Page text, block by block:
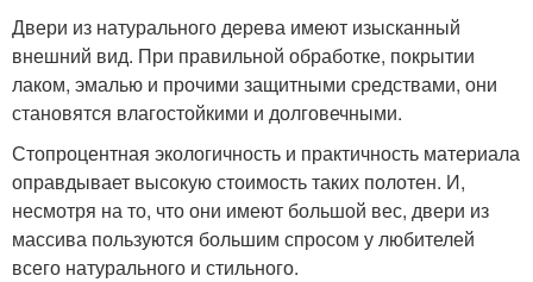
Двери из натурального дерева имеют изысканный
внешний вид. При правильной обработке, покрытии
лаком, эмалью и прочими защитными средствами, они
становятся влагостойкими и долговечными.
Стопроцентная экологичность и практичность материала
оправдывает высокую стоимость таких полотен. И,
несмотря на то, что они имеют большой вес, двери из
массива пользуются большим спросом у любителей
всего натурального и стильного.